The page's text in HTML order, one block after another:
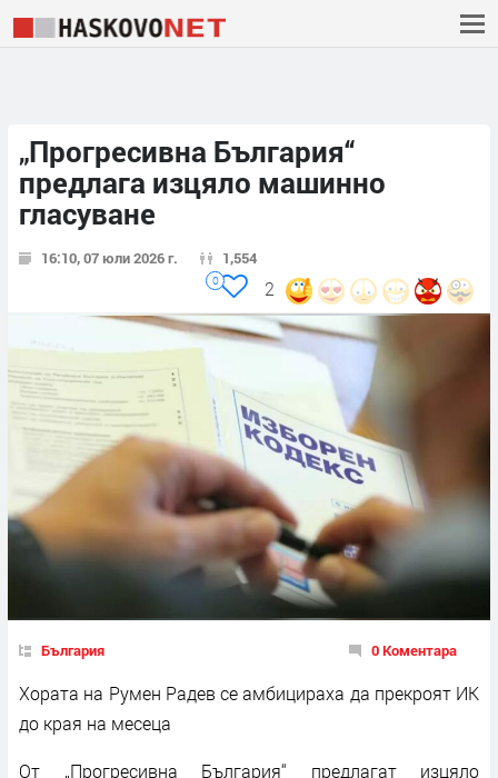
„Прогресивна България“
предлага изцяло машинно
гласуване
16:10, 07 юли 2026 г. 1,554
2
0
България 0 Коментара
Хората на Румен Радев се амбицираха да прекроят ИК
до края на месеца
От „Прогресивна България“ предлагат изцяло